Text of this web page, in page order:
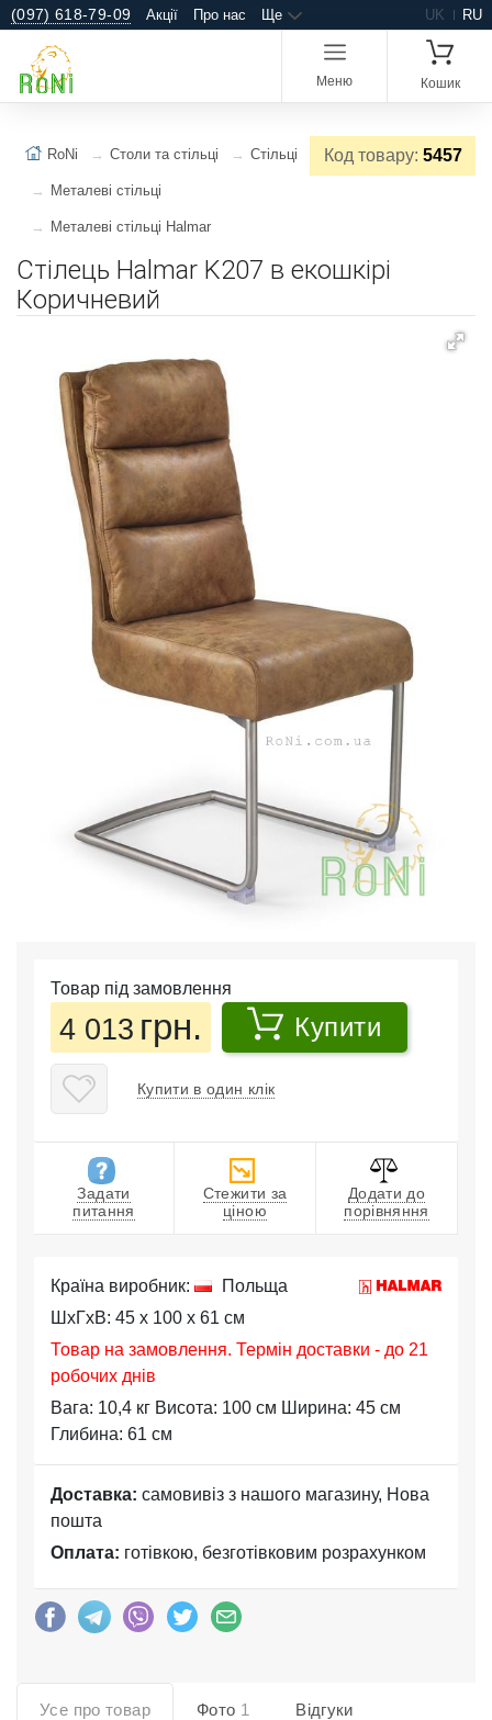
(097) 618-79-09 Акції Про нас Ще UK RU
Меню Кошик
Код товару: 5457
RoNi Столи та стільці Стільці
Металеві стільці
Металеві стільці Halmar
Стілець Halmar K207 в екошкірі
Коричневий
Товар під замовлення
4 013 грн. Купити
Купити в один клік
Задати
питання
Стежити за
ціною
Додати до
порівняння
Країна виробник:
Польща
ШхГхВ: 45 x 100 x 61 см
Товар на замовлення. Термін доставки - до 21
робочих днів
Вага: 10,4 кг Висота: 100 см Ширина: 45 см
Глибина: 61 см
Доставка: самовивіз з нашого магазину, Нова
пошта
Оплата: готівкою, безготівковим розрахунком
Усе про товар Фото 1 Відгуки